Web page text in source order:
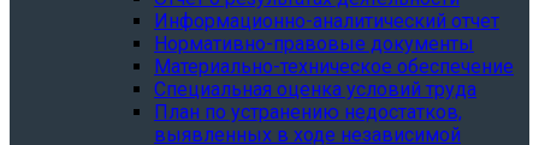
Информационно-аналитический отчет
Нормативно-правовые документы
Материально-техническое обеспечение
Специальная оценка условий труда
План по устранению недостатков,
выявленных в ходе независимой